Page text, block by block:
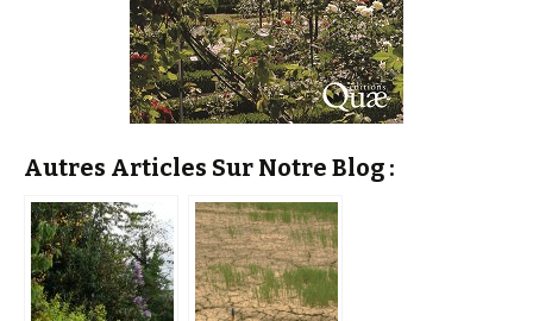
Autres Articles Sur Notre Blog :